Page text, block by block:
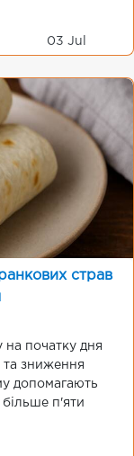
03 Jul
страв
на початку дня
та зниження
допомагають
більше п'яти